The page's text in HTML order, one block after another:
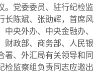
。党委委员、驻行纪检监
长陈斌、张劭辉，首席风
央外办、中央金融办、
财政部、商务部、人民银
署、外汇局有关领导和同
检监察组负责同志应邀出